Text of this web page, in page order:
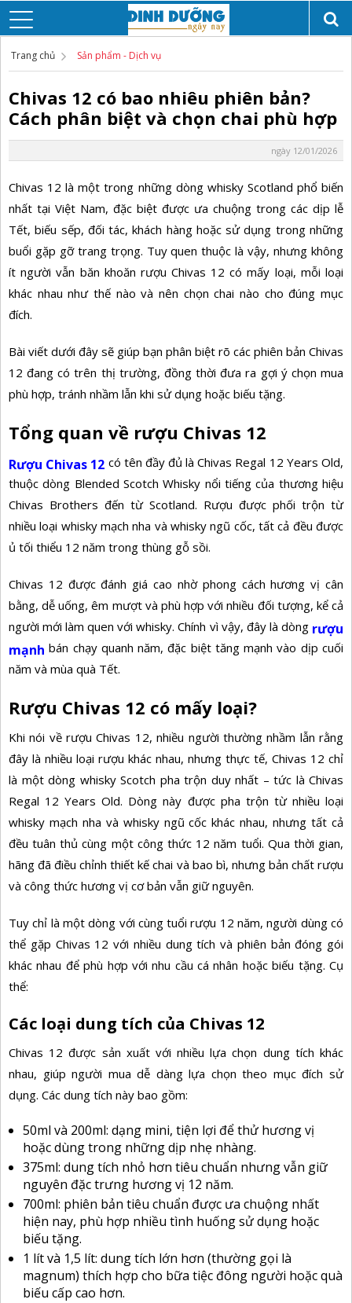
Trang chủ Sản phẩm - Dịch vụ
Chivas 12 có bao nhiêu phiên bản?
Cách phân biệt và chọn chai phù hợp
ngày 12/01/2026
Chivas 12 là một trong những dòng whisky Scotland phổ biến
nhất tại Việt Nam, đặc biệt được ưa chuộng trong các dịp lễ
Tết, biếu sếp, đối tác, khách hàng hoặc sử dụng trong những
buổi gặp gỡ trang trọng. Tuy quen thuộc là vậy, nhưng không
ít người vẫn băn khoăn rượu Chivas 12 có mấy loại, mỗi loại
khác nhau như thế nào và nên chọn chai nào cho đúng mục
đích.
Bài viết dưới đây sẽ giúp bạn phân biệt rõ các phiên bản Chivas
12 đang có trên thị trường, đồng thời đưa ra gợi ý chọn mua
phù hợp, tránh nhầm lẫn khi sử dụng hoặc biếu tặng.
Tổng quan về rượu Chivas 12
Rượu Chivas 12 có tên đầy đủ là Chivas Regal 12 Years Old,
thuộc dòng Blended Scotch Whisky nổi tiếng của thương hiệu
Chivas Brothers đến từ Scotland. Rượu được phối trộn từ
nhiều loại whisky mạch nha và whisky ngũ cốc, tất cả đều được
ủ tối thiểu 12 năm trong thùng gỗ sồi.
Chivas 12 được đánh giá cao nhờ phong cách hương vị cân
bằng, dễ uống, êm mượt và phù hợp với nhiều đối tượng, kể cả
người mới làm quen với whisky. Chính vì vậy, đây là dòng rượu
mạnh bán chạy quanh năm, đặc biệt tăng mạnh vào dịp cuối
năm và mùa quà Tết.
Rượu Chivas 12 có mấy loại?
Khi nói về rượu Chivas 12, nhiều người thường nhầm lẫn rằng
đây là nhiều loại rượu khác nhau, nhưng thực tế, Chivas 12 chỉ
là một dòng whisky Scotch pha trộn duy nhất – tức là Chivas
Regal 12 Years Old. Dòng này được pha trộn từ nhiều loại
whisky mạch nha và whisky ngũ cốc khác nhau, nhưng tất cả
đều tuân thủ cùng một công thức 12 năm tuổi. Qua thời gian,
hãng đã điều chỉnh thiết kế chai và bao bì, nhưng bản chất rượu
và công thức hương vị cơ bản vẫn giữ nguyên.
Tuy chỉ là một dòng với cùng tuổi rượu 12 năm, người dùng có
thể gặp Chivas 12 với nhiều dung tích và phiên bản đóng gói
khác nhau để phù hợp với nhu cầu cá nhân hoặc biếu tặng. Cụ
thể:
Các loại dung tích của Chivas 12
Chivas 12 được sản xuất với nhiều lựa chọn dung tích khác
nhau, giúp người mua dễ dàng lựa chọn theo mục đích sử
dụng. Các dung tích này bao gồm:
50ml và 200ml: dạng mini, tiện lợi để thử hương vị
hoặc dùng trong những dịp nhẹ nhàng.
375ml: dung tích nhỏ hơn tiêu chuẩn nhưng vẫn giữ
nguyên đặc trưng hương vị 12 năm.
700ml: phiên bản tiêu chuẩn được ưa chuộng nhất
hiện nay, phù hợp nhiều tình huống sử dụng hoặc
biếu tặng.
1 lít và 1,5 lít: dung tích lớn hơn (thường gọi là
magnum) thích hợp cho bữa tiệc đông người hoặc quà
biếu cấp cao hơn.